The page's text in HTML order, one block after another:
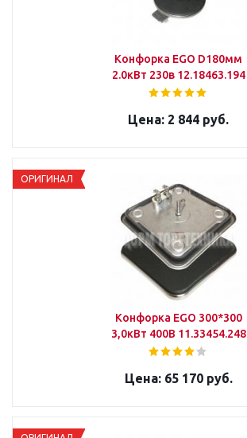
Конфорка EGO D180мм
2.0кВт 230в 12.18463.194
2 844 руб.
ОРИГИНАЛ
Конфорка ЕGO 300*300
3,0кВт 400В 11.33454.248
65 170 руб.